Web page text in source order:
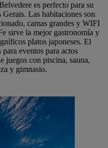
es perfecto para su
Las habitaciones son
camas grandes y WIFI
sirve la mejor gastronomía y
platos japoneses. El
eventos para actos
juegos con piscina, sauna,
y gimnasio.